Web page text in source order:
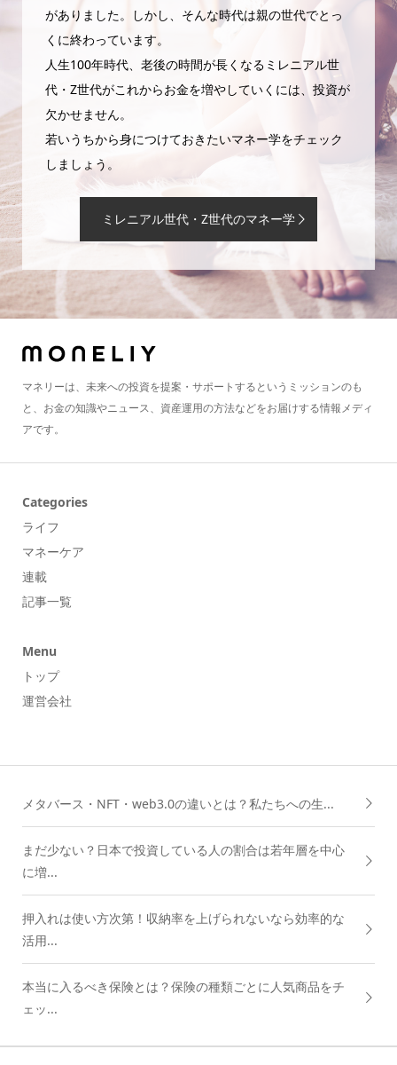
がありました。しかし、そんな時代は親の世代でとっ
くに終わっています。
人生100年時代、老後の時間が長くなるミレニアル世
代・Z世代がこれからお金を増やしていくには、投資が
欠かせません。
若いうちから身につけておきたいマネー学をチェック
しましょう。
ミレニアル世代・Z世代のマネー学
マネリーは、未来への投資を提案・サポートするというミッションのも
と、お金の知識やニュース、資産運用の方法などをお届けする情報メディ
アです。
Categories
ライフ
マネーケア
連載
記事一覧
Menu
トップ
運営会社
メタバース・NFT・web3.0の違いとは？私たちへの生...
まだ少ない？日本で投資している人の割合は若年層を中心
に増...
押入れは使い方次第！収納率を上げられないなら効率的な
活用...
本当に入るべき保険とは？保険の種類ごとに人気商品をチ
ェッ...